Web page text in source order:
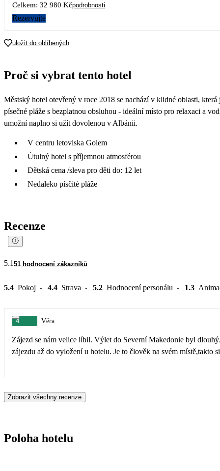
Celkem: 32 980 Kčpodrobnosti
Rezervujte
uložit do oblíbených
Proč si vybrat tento hotel
Městský hotel otevřený v roce 2018 se nachází v klidné oblasti,
písečné pláže s bezplatnou obsluhou - ideální místo pro relaxaci a
umožní naplno si užít dovolenou v Albánii.
V centru letoviska Golem
Útulný hotel s příjemnou atmosférou
Dětská cena /sleva pro děti do: 12 let
Nedaleko písčité pláže
Recenze
5.1 51 hodnocení zákazníků
5.4 Pokoj 4.4 Strava 5.2 Hodnocení personálu 1.3
4 Věra
Zájezd se nám velice líbil. Výlet do Severní Makedonie byl
zájezdu až do vyložení u hotelu. Je to člověk na svém místě,takto
Zobrazit všechny recenze
Poloha hotelu